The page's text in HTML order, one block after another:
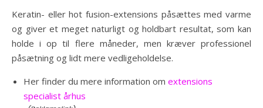
Keratin- eller hot fusion-extensions påsættes med varme
og giver et meget naturligt og holdbart resultat, som kan
holde i op til flere måneder, men kræver professionel
påsætning og lidt mere vedligeholdelse.
Her finder du mere information om extensions
specialist århus